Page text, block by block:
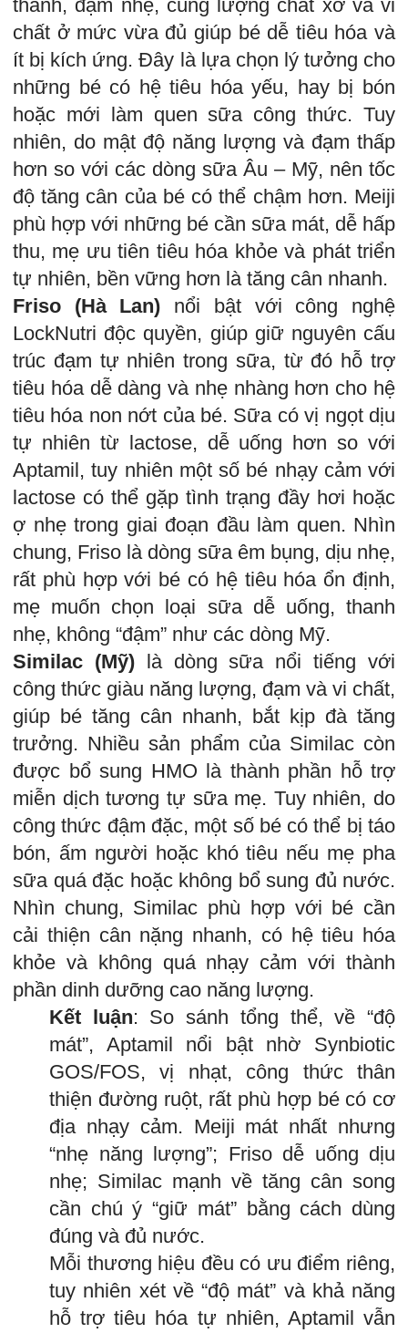
thanh, đạm nhẹ, cùng lượng chất xơ và vi
chất ở mức vừa đủ giúp bé dễ tiêu hóa và
ít bị kích ứng. Đây là lựa chọn lý tưởng cho
những bé có hệ tiêu hóa yếu, hay bị bón
hoặc mới làm quen sữa công thức. Tuy
nhiên, do mật độ năng lượng và đạm thấp
hơn so với các dòng sữa Âu – Mỹ, nên tốc
độ tăng cân của bé có thể chậm hơn. Meiji
phù hợp với những bé cần sữa mát, dễ hấp
thu, mẹ ưu tiên tiêu hóa khỏe và phát triển
tự nhiên, bền vững hơn là tăng cân nhanh.
Friso (Hà Lan) nổi bật với công nghệ
LockNutri độc quyền, giúp giữ nguyên cấu
trúc đạm tự nhiên trong sữa, từ đó hỗ trợ
tiêu hóa dễ dàng và nhẹ nhàng hơn cho hệ
tiêu hóa non nớt của bé. Sữa có vị ngọt dịu
tự nhiên từ lactose, dễ uống hơn so với
Aptamil, tuy nhiên một số bé nhạy cảm với
lactose có thể gặp tình trạng đầy hơi hoặc
ợ nhẹ trong giai đoạn đầu làm quen. Nhìn
chung, Friso là dòng sữa êm bụng, dịu nhẹ,
rất phù hợp với bé có hệ tiêu hóa ổn định,
mẹ muốn chọn loại sữa dễ uống, thanh
nhẹ, không “đậm” như các dòng Mỹ.
Similac (Mỹ)là dòng sữa nổi tiếng với
công thức giàu năng lượng, đạm và vi chất,
giúp bé tăng cân nhanh, bắt kịp đà tăng
trưởng. Nhiều sản phẩm của Similac còn
được bổ sung HMO là thành phần hỗ trợ
miễn dịch tương tự sữa mẹ. Tuy nhiên, do
công thức đậm đặc, một số bé có thể bị táo
bón, ấm người hoặc khó tiêu nếu mẹ pha
sữa quá đặc hoặc không bổ sung đủ nước.
Nhìn chung, Similac phù hợp với bé cần
cải thiện cân nặng nhanh, có hệ tiêu hóa
khỏe và không quá nhạy cảm với thành
phần dinh dưỡng cao năng lượng.
Kết luận: So sánh tổng thể, về “độ
mát”, Aptamil nổi bật nhờ Synbiotic
GOS/FOS, vị nhạt, công thức thân
thiện đường ruột, rất phù hợp bé có cơ
địa nhạy cảm. Meiji mát nhất nhưng
“nhẹ năng lượng”; Friso dễ uống dịu
nhẹ; Similac mạnh về tăng cân song
cần chú ý “giữ mát” bằng cách dùng
đúng và đủ nước.
Mỗi thương hiệu đều có ưu điểm riêng,
tuy nhiên xét về “độ mát” và khả năng
hỗ trợ tiêu hóa tự nhiên, Aptamil vẫn